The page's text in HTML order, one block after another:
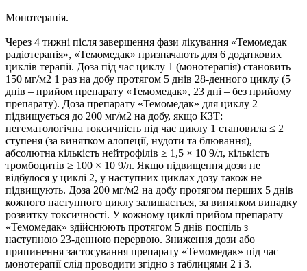
Монотерапія.
Через 4 тижні після завершення фази лікування «Темомедак +
радіотерапія», «Темомедак» призначають для 6 додаткових
циклів терапії. Доза під час циклу 1 (монотерапія) становить
150 мг/м2 1 раз на добу протягом 5 днів 28-денного циклу (5
днів – прийом препарату «Темомедак», 23 дні – без прийому
препарату). Доза препарату «Темомедак» для циклу 2
підвищується до 200 мг/м2 на добу, якщо КЗТ:
негематологічна токсичність під час циклу 1 становила ≤ 2
ступеня (за винятком алопеції, нудоти та блювання),
абсолютна кількість нейтрофілів ≥ 1,5 × 10 9/л, кількість
тромбоцитів ≥ 100 × 10 9/л. Якщо підвищення дози не
відбулося у циклі 2, у наступних циклах дозу також не
підвищують. Доза 200 мг/м2 на добу протягом перших 5 днів
кожного наступного циклу залишається, за винятком випадку
розвитку токсичності. У кожному циклі прийом препарату
«Темомедак» здійснюють протягом 5 днів поспіль з
наступною 23-денною перервою. Зниження дози або
припинення застосування препарату «Темомедак» під час
монотерапії слід проводити згідно з таблицями 2 і 3.